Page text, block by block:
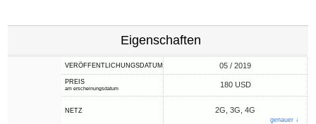
Eigenschaften
VERÖFFENTLICHUNGSDATUM 05 / 2019
PREIS
am erscheinungsdatum 180 USD
NETZ 2G, 3G, 4G
genauer ↓